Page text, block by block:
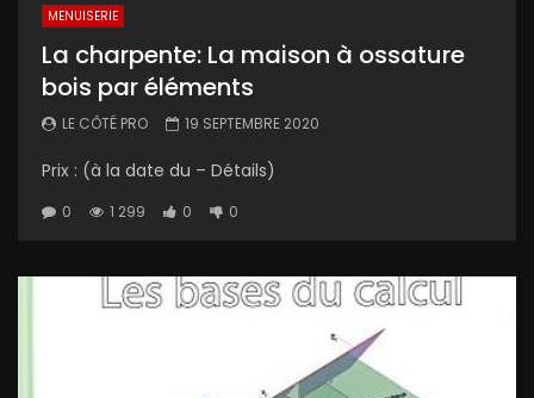
MENUISERIE
La charpente: La maison à ossature
bois par éléments
LE CÔTÉ PRO 19 SEPTEMBRE 2020
Prix : (à la date du – Détails)
0 1 299 0 0